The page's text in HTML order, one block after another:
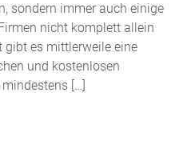
sondern immer auch einige
nicht komplett allein
gibt es mittlerweile eine
und kostenlosen
[…]
MDR UND IVDR: WO GIBT ES